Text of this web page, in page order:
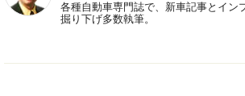
各種自動車専門誌で、新車記事とイン
掘り下げ多数執筆。